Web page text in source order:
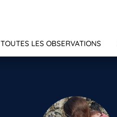
TOUTES LES OBSERVATIONS